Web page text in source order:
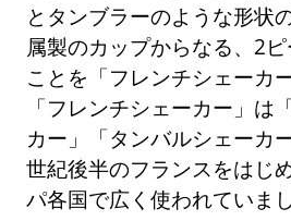
とタンブラーのような形状
属製のカップからなる、2
ことを「フレンチシェーカ
「フレンチシェーカー」は
カー」「タンバルシェーカ
世紀後半のフランスをはじ
パ各国で広く使われていまし